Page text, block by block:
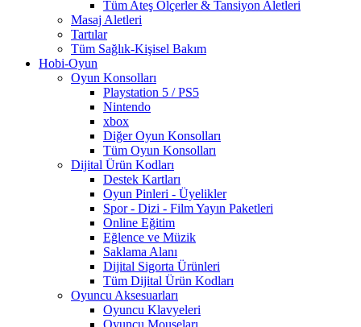
Tüm Ateş Ölçerler & Tansiyon Aletleri
Masaj Aletleri
Tartılar
Tüm Sağlık-Kişisel Bakım
Hobi-Oyun
Oyun Konsolları
Playstation 5 / PS5
Nintendo
xbox
Diğer Oyun Konsolları
Tüm Oyun Konsolları
Dijital Ürün Kodları
Destek Kartları
Oyun Pinleri - Üyelikler
Spor - Dizi - Film Yayın Paketleri
Online Eğitim
Eğlence ve Müzik
Saklama Alanı
Dijital Sigorta Ürünleri
Tüm Dijital Ürün Kodları
Oyuncu Aksesuarları
Oyuncu Klavyeleri
Oyuncu Mouseları